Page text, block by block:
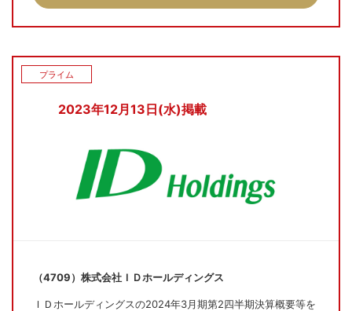
2023年12月13日(水)掲載
プライム
（4709）株式会社ＩＤホールディングス
ＩＤホールディングスの2024年3月期第2四半期決算概要等を